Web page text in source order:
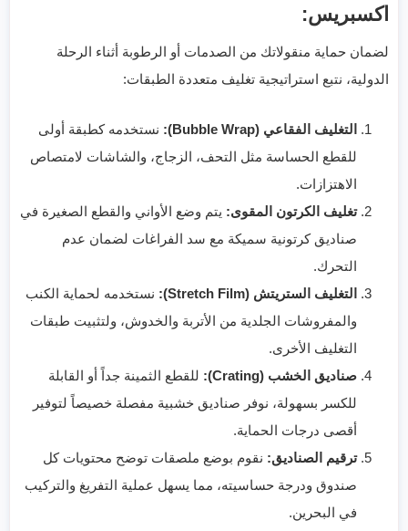
اكسبريس:
لضمان حماية منقولاتك من الصدمات أو الرطوبة أثناء الرحلة
الدولية، نتبع استراتيجية تغليف متعددة الطبقات:
التغليف الفقاعي (Bubble Wrap):
نستخدمه كطبقة أولى
للقطع الحساسة مثل التحف، الزجاج، والشاشات لامتصاص
الاهتزازات.
تغليف الكرتون المقوى: يتم وضع الأواني والقطع الصغيرة في
صناديق كرتونية سميكة مع سد الفراغات لضمان عدم
التحرك.
التغليف الستريتش (Stretch Film):
نستخدمه لحماية الكنب
والمفروشات الجلدية من الأتربة والخدوش، ولتثبيت طبقات
التغليف الأخرى.
صناديق الخشب (Crating):
للقطع الثمينة جداً أو القابلة
للكسر بسهولة، نوفر صناديق خشبية مفصلة خصيصاً لتوفير
أقصى درجات الحماية.
ترقيم الصناديق: نقوم بوضع ملصقات توضح محتويات كل
صندوق ودرجة حساسيته، مما يسهل عملية التفريغ والتركيب
في البحرين.